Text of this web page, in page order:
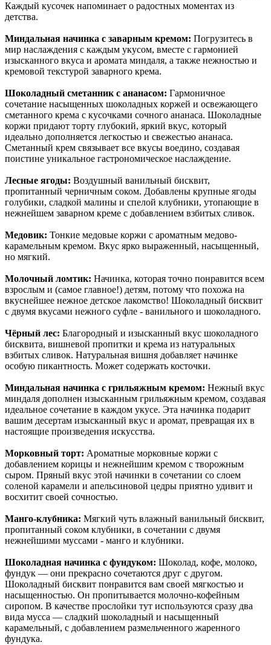
Каждый кусочек напоминает о радостных моментах из
детства.
Миндальная начинка с заварным кремом: Погрузитесь в
мир наслаждения с каждым укусом, вместе с гармонией
изысканного вкуса и аромата миндаля, а также нежностью и
кремовой текстурой заварного крема.
Шоколадный сметанник с ананасом: Гармоничное
сочетание насыщенных шоколадных коржей и освежающего
сметанного крема с кусочками сочного ананаса. Шоколадные
коржи придают торту глубокий, яркий вкус, который
идеально дополняется легкостью и свежестью ананаса.
Сметанный крем связывает все вкусы воедино, создавая
поистине уникальное гастрономическое наслаждение.
Лесные ягоды: Воздушный ванильный бисквит,
пропитанный черничным соком. Добавлены крупные ягоды
голубики, сладкой малины и спелой клубники, утопающие в
нежнейшем заварном креме с добавлением взбитых сливок.
Медовик: Тонкие медовые коржи с ароматным медово-
карамельным кремом. Вкус ярко выраженный, насыщенный,
но мягкий.
Молочный ломтик: Начинка, которая точно понравится всем
взрослым и (самое главное!) детям, потому что похожа на
вкуснейшее нежное детское лакомство! Шоколадный бисквит
с двумя вкусами нежного суфле - ванильного и шоколадного.
Чёрный лес: Благородный и изысканный вкус шоколадного
бисквита, вишневой пропитки и крема из натуральных
взбитых сливок. Натуральная вишня добавляет начинке
особую пикантность. Может содержать косточки.
Миндальная начинка с грильяжным кремом: Нежный вкус
миндаля дополнен изысканным грильяжным кремом, создавая
идеальное сочетание в каждом укусе. Эта начинка подарит
вашим десертам изысканный вкус и аромат, превращая их в
настоящие произведения искусства.
Морковный торт: Ароматные морковные коржи с
добавлением корицы и нежнейшим кремом с творожным
сыром. Пряный вкус этой начинки в сочетании со слоем
соленой карамели и апельсиновой цедры приятно удивит и
восхитит своей сочностью.
Манго-клубника: Мягкий чуть влажный ванильный бисквит,
пропитанный соком клубники, в сочетании с двумя
нежнейшими муссами - манго и клубники.
Шоколадная начинка с фундуком: Шоколад, кофе, молоко,
фундук — они прекрасно сочетаются друг с другом.
Шоколадный бисквит понравится вам своей мягкостью и
насыщенностью. Он пропитывается молочно-кофейным
сиропом. В качестве прослойки тут используются сразу два
вида мусса — сладкий шоколадный и насыщенный
карамельный, с добавлением размельченного жаренного
фундука.